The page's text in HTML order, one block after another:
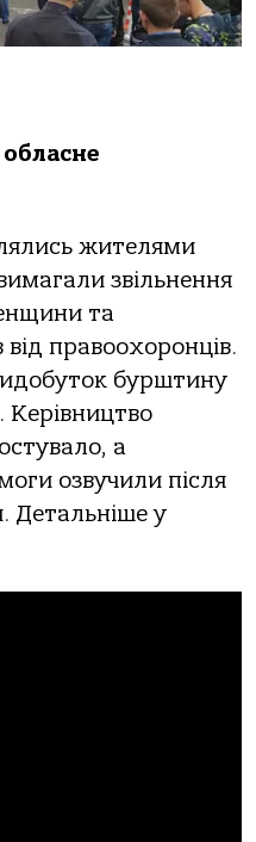
жителями
звільнення
та
правоохоронців.
бурштину
Керівництво
а
озвучили після
Детальніше у